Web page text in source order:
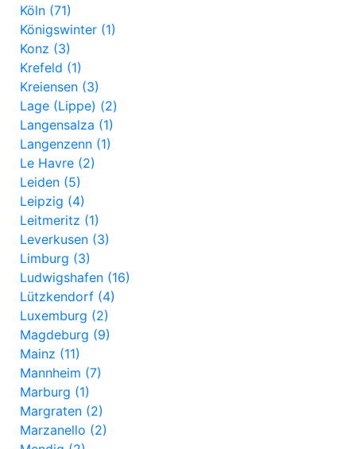
Köln (71)
Königswinter (1)
Konz (3)
Krefeld (1)
Kreiensen (3)
Lage (Lippe) (2)
Langensalza (1)
Langenzenn (1)
Le Havre (2)
Leiden (5)
Leipzig (4)
Leitmeritz (1)
Leverkusen (3)
Limburg (3)
Ludwigshafen (16)
Lützkendorf (4)
Luxemburg (2)
Magdeburg (9)
Mainz (11)
Mannheim (7)
Marburg (1)
Margraten (2)
Marzanello (2)